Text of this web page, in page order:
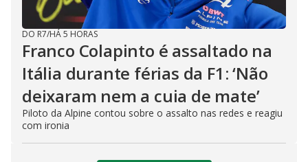
DO R7/HÁ 5 HORAS
Franco Colapinto é assaltado na
Itália durante férias da F1: ‘Não
deixaram nem a cuia de mate’
Piloto da Alpine contou sobre o assalto nas redes e reagiu
com ironia